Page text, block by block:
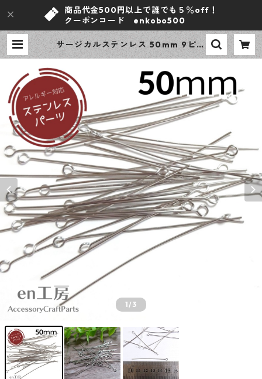
商品代金500円以上で誰でも５％off！
クーポンコード enkobo500
サージカルステンレス 50mm 9ピン
シルバー 50本 アレルギー対応 基礎
房】 | ｅｎ工房
1/3